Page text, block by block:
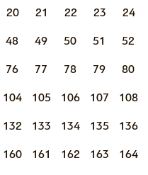
20 21 22 23 24
48 49 50 51 52
76 77 78 79 80
104 105 106 107 108
132 133 134 135 136
160 161 162 163 164